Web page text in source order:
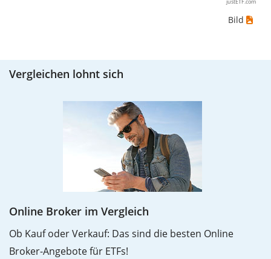
Fall hättest du den größtmöglichen Verlust erlitten,
-50%.
Die Wertentwicklungsangaben für ETFs beinhalten
Ausschüttungen (falls vorhanden).
Bild
Vergleichen lohnt sich
Online Broker im Vergleich
Ob Kauf oder Verkauf: Das sind die besten Online
Broker-Angebote für ETFs!